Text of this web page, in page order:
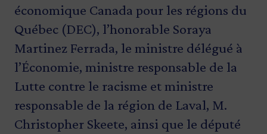
économique Canada pour les régions du
Québec (DEC), l’honorable Soraya
Martinez Ferrada, le ministre délégué à
l’Économie, ministre responsable de la
Lutte contre le racisme et ministre
responsable de la région de Laval, M.
Christopher Skeete, ainsi que le député